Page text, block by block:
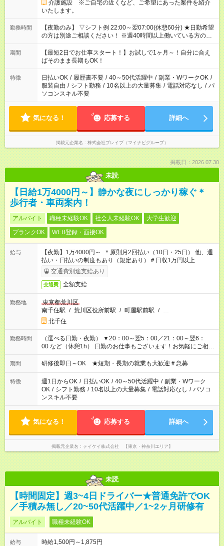
介護施設 ※ご自宅の近くなど、ご希望にあった案件を紹介
いたします。
勤務時間
【夜勤のみ】 ▽シフト例 22:00～翌07:00(休憩60分) ★日勤希望
の方は別途ご相談ください！ ※週40時間以上働いている方のW
ワークはNG
期間
【最短2日でお仕事スタート！】お試しで1ヶ月～！自分に合え
ばそのまま長期もOK！
特徴 日払いOK / 履歴書不要 / 40～50代活躍中 / 副業・WワークOK /
服装自由 / シフト勤務 / 10名以上の大量募集 / 電話対応なし / パ
ソコンスキル不要
気になる！ 応募する 詳細へ
掲載元企業名 株式会社ブレイブ（マイナビグループ）
掲載日：2026.07.30
未読
【日給1万4000円～】静かな夜にしっかり稼ぐ＊
歩行者・車両案内！
アルバイト 職種未経験OK 社会人未経験OK
大学生歓迎
ブランクOK
WEB登録・面接OK
給与
【夜勤】1万4000円～ ＊原則月2回払い（10日・25日） 他、週
払い・日払いの制度もあり（規定あり）＃日収1万円以上
交通費別途支給あり
交通費 全額支給
勤務地
東京都荒川区
南千住駅 / 荒川区役所前駅 / 町屋駅前駅 / …
北千住
勤務時間
（選べる日勤・夜勤） ▼20：00～翌5：00／21：00～翌6：
00 など（休憩1h） 日勤のお仕事もございます！お気軽にご相談
ください！
期間 研修後即日～OK ★短期・長期の就業も大歓迎＃急募
特徴 週1日からOK / 日払いOK / 40～50代活躍中 / 副業・Wワーク
OK / シフト勤務 / 10名以上の大量募集 / 電話対応なし / パソコ
ンスキル不要
気になる！ 応募する 詳細へ
掲載元企業名 テイケイ株式会社 【東京・神奈川エリア】
未読
【時間固定】週3~4日ドライバー★普通免許でOK
／手積み無し／20~50代活躍中／1~2ヶ月研修有
アルバイト 職種未経験OK
給与
時給1,500円～1,875円